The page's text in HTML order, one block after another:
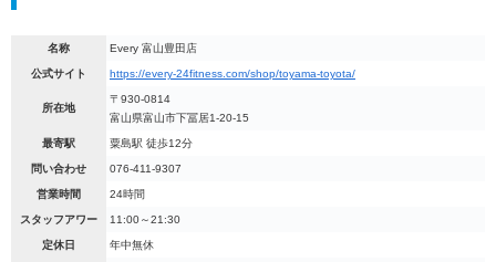
名称 Every 富山豊田店
公式サイト https://every-24fitness.com/shop/toyama-toyota/
所在地
〒930-0814
富山県富山市下冨居1-20-15
最寄駅 粟島駅 徒歩12分
問い合わせ 076-411-9307
営業時間 24時間
スタッフアワー 11:00～21:30
定休日 年中無休